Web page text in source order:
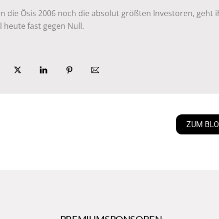
die Ösis 2006 noch die absolut größten Investoren, geht
heute fast gegen Null.
ZUM